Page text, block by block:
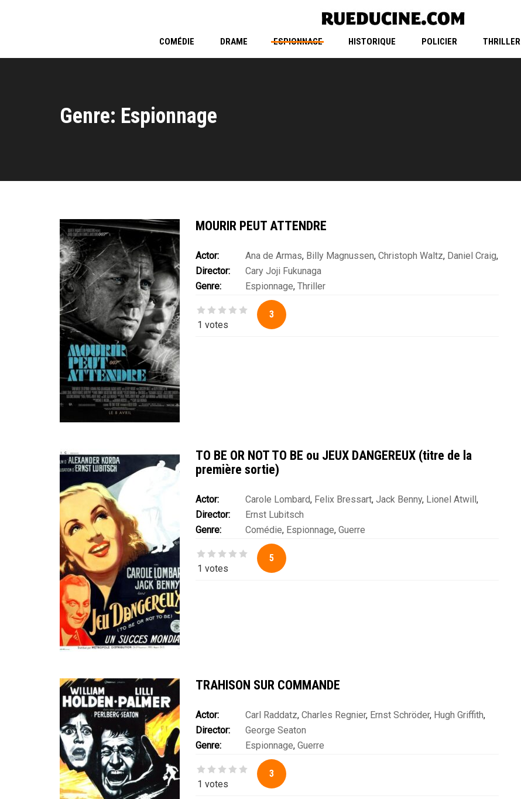
COMÉDIE DRAME ESPIONNAGE HISTORIQUE POLICIER THRILLER
Genre: Espionnage
MOURIR PEUT ATTENDRE
Actor: Ana de Armas, Billy Magnussen, Christoph Waltz, Daniel Craig,
David Dencik,Jeffrey Wright,Lashana Lynch
Rami Malek
Director:
Cary Joji Fukunaga
Genre:
Espionnage, Thriller
1 votes
3
TO BE OR NOT TO BE ou JEUX DANGEREUX (titre de la
première sortie)
Actor: Carole Lombard, Felix Bressart, Jack Benny, Lionel Atwill ,
Robert Stack,Sig Ruman,Stanley Ridges
Director:
Ernst Lubitsch
Genre:
Comédie, Espionnage, Guerre
1 votes
5
TRAHISON SUR COMMANDE
Actor: Carl Raddatz, Charles Regnier, Ernst Schröder, Hugh Griffith,
Ingrid Van Bergen,Jochen Blume
Schnabel
Ulf Palme,Werner Peters
Director:
George Seaton
Genre:
Espionnage, Guerre
1 votes
3